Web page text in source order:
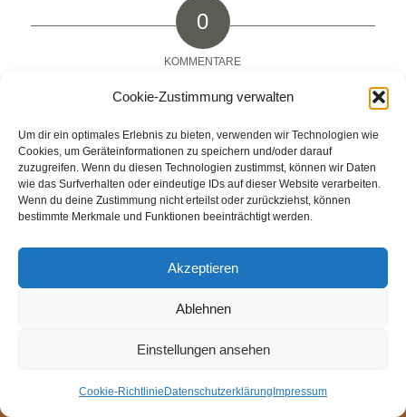
Cookie-Zustimmung verwalten
Um dir ein optimales Erlebnis zu bieten, verwenden wir Technologien wie
Cookies, um Geräteinformationen zu speichern und/oder darauf
zuzugreifen. Wenn du diesen Technologien zustimmst, können wir Daten
wie das Surfverhalten oder eindeutige IDs auf dieser Website verarbeiten.
Wenn du deine Zustimmung nicht erteilst oder zurückziehst, können
bestimmte Merkmale und Funktionen beeinträchtigt werden.
Akzeptieren
Ablehnen
Einstellungen ansehen
Cookie-Richtlinie Datenschutzerklärung Impressum
0
KOMMENTARE
Hinterlasse einen Kommentar
An der Diskussion beteiligen?
Hinterlasse uns deinen Kommentar!
Du musstangemeldetsein, um einen Kommentar
abzugeben.
KONTAKT Impressum Datenschutz